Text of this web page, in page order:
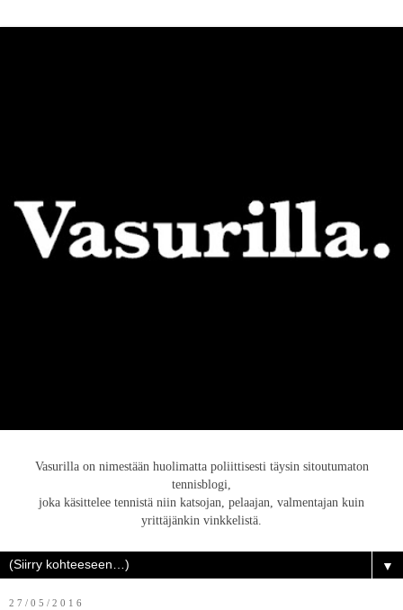
Vasurilla on nimestään huolimatta poliittisesti täysin sitoutumaton
tennisblogi,
joka käsittelee tennistä niin katsojan, pelaajan, valmentajan kuin
yrittäjänkin vinkkelistä.
▼
27/05/2016